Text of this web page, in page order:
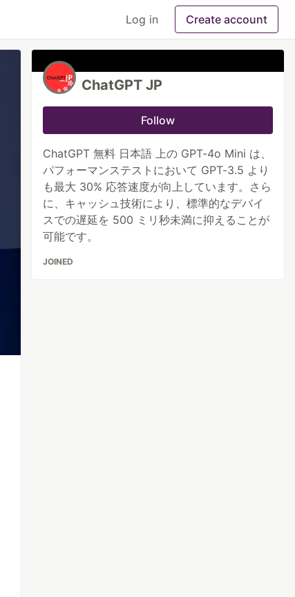
Log in Create account
ChatGPT JP
Follow
ChatGPT 無料 日本語 上の GPT-4o Mini は、
パフォーマンステストにおいて GPT-3.5 より
も最大 30% 応答速度が向上しています。さら
に、キャッシュ技術により、標準的なデバイ
スでの遅延を 500 ミリ秒未満に抑えることが
可能です。
JOINED